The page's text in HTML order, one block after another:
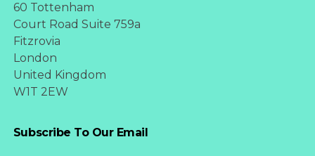
60 Tottenham
Court Road Suite 759a
Fitzrovia
London
United Kingdom
W1T 2EW
Subscribe To Our Email